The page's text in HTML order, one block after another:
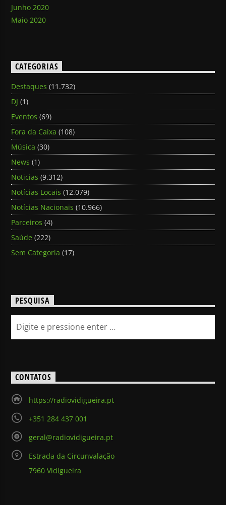
Junho 2020
Maio 2020
CATEGORIAS
Destaques (11.732)
DJ (1)
Eventos (69)
Fora da Caixa (108)
Música (30)
News (1)
Noticias (9.312)
Notícias Locais (12.079)
Notícias Nacionais (10.966)
Parceiros (4)
Saúde (222)
Sem Categoria (17)
PESQUISA
CONTATOS
https://radiovidigueira.pt
+351 284 437 001
geral@radiovidigueira.pt
Estrada da Circunvalação
7960 Vidigueira